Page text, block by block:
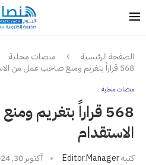
الصفحة الرئيسية
منصات محلية
568 قراراً بتغريم ومنع صاحب عمل من الاستقدام
منصات محلية
568 قراراً
الاستقدام
كتبهEditor.manager أكتوبر 30, 2024